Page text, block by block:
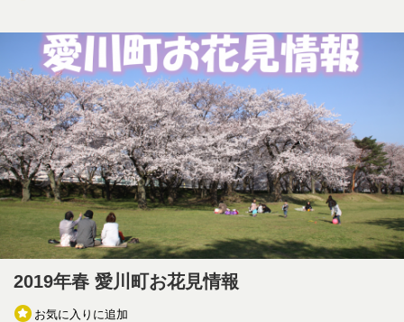
2019年春 愛川町お花見情報
お気に入りに追加